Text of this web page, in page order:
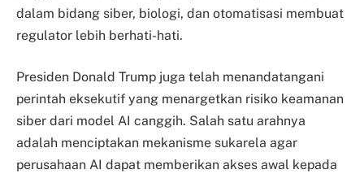
dalam bidang siber, biologi, dan otomatisasi membuat
regulator lebih berhati-hati.
Presiden Donald Trump juga telah menandatangani
perintah eksekutif yang menargetkan risiko keamanan
siber dari model AI canggih. Salah satu arahnya
adalah menciptakan mekanisme sukarela agar
perusahaan AI dapat memberikan akses awal kepada